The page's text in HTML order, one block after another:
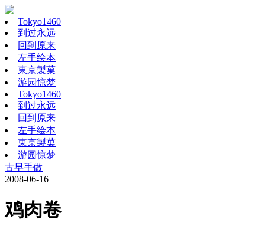
Tokyo1460
到过永远
回到原来
左手绘本
東京製菓
游园惊梦
Tokyo1460
到过永远
回到原来
左手绘本
東京製菓
游园惊梦
古早手做
2008-06-16
鸡肉卷